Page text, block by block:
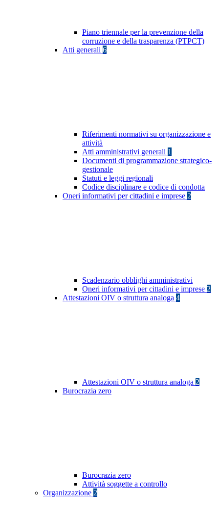
Piano triennale per la prevenzione della
corruzione e della trasparenza (PTPCT)
Atti generali 6
Riferimenti normativi su organizzazione e
attività
Atti amministrativi generali 1
Documenti di programmazione strategico-
gestionale
Statuti e leggi regionali
Codice disciplinare e codice di condotta
Oneri informativi per cittadini e imprese 2
Scadenzario obblighi amministrativi
Oneri informativi per cittadini e imprese 2
Attestazioni OIV o struttura analoga 4
Attestazioni OIV o struttura analoga 2
Burocrazia zero
Burocrazia zero
Attività soggette a controllo
Organizzazione 2